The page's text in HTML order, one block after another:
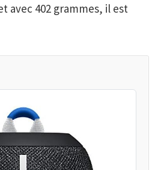
avec 402 grammes, il est